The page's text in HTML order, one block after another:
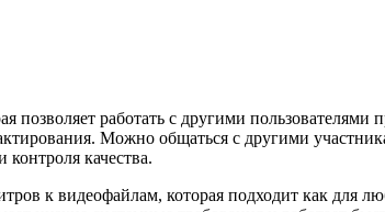
работать с другими
Можно общаться с другими
качества.
к видеофайлам, которая подходит как для